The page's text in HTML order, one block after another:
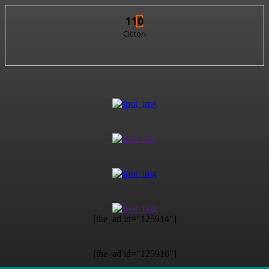
110
Cititori
[the_ad id="125914"]
[the_ad id="125916"]